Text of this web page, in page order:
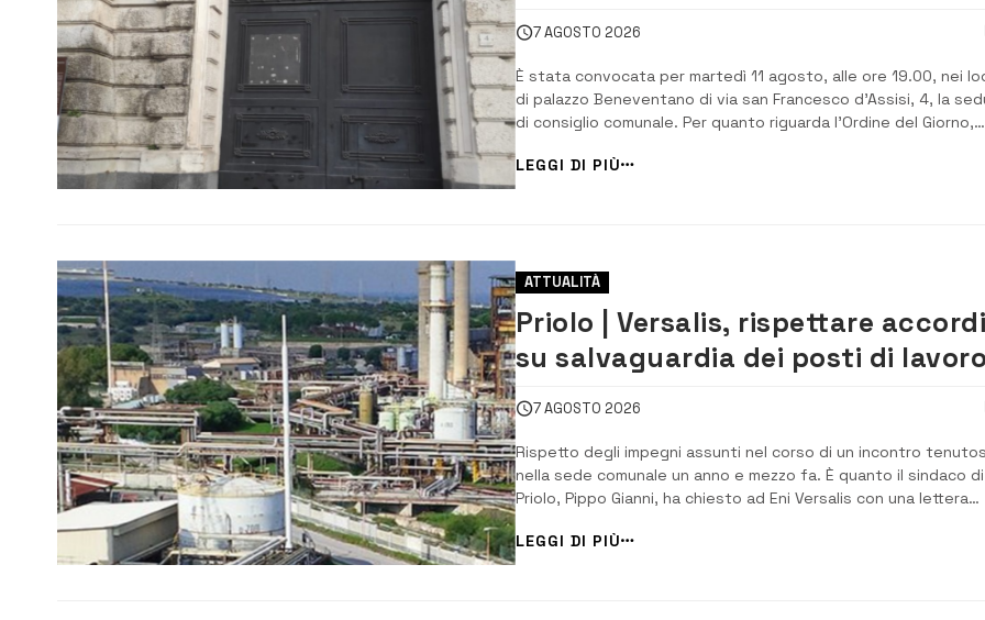
7 AGOSTO 2026
È stata convocata per martedì 11 agosto, alle ore 19.00, nei
di palazzo Beneventano di via san Francesco d’Assisi, 4, la
di consiglio comunale. Per quanto riguarda l’Ordine del Giorno,
regolamento per il funzionamento del Consiglio Comunale;
e approvazion...
LEGGI DI PIÙ
ATTUALITÀ
Priolo | Versalis, rispettare accordi
su salvaguardia dei posti di
Il sindaco scrive alla società
7 AGOSTO 2026
Rispetto degli impegni assunti nel corso di un incontro
nella sede comunale un anno e mezzo fa. È quanto il sindaco di
Priolo, Pippo Gianni, ha chiesto ad Eni Versalis con una lettera
impianti e la salvaguardia dei livelli occupazionali dei lavoratori
impiegati [&hell...
LEGGI DI PIÙ